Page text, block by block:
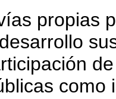
propias
como